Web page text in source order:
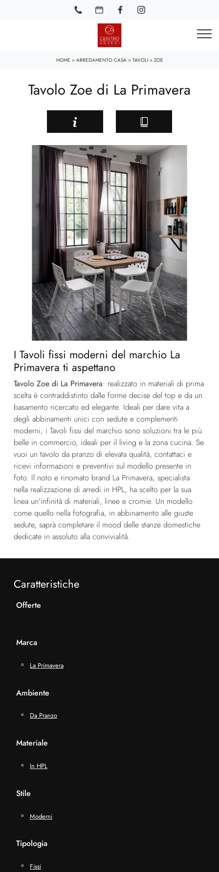
HOME > ARREDAMENTO CASA> TAVOLI > ZOE
Tavolo Zoe di La Primavera
I Tavoli fissi moderni del marchio La
Primavera ti aspettano
Tavolo Zoe di La Primavera: realizzato in materiali di prima
scelta è contraddistinto dalle forme decise del top e da un
basamento ricercato ed elegante. Ideali per dare vita a
degli abbinamenti unici con sedute e complementi
moderni, i Tavoli fissi del marchio sono soluzioni tra le più
belle in commercio, ideali per il living e la zona cucina. Se
vuoi un tavolo da pranzo di elevata qualità, contattaci e
ricevi informazioni e preventivi sul modello presente in
foto. Il noto e rinomato brand La Primavera, specialista
nella realizzazione di arredi in HPL, ha scelto per la sua
linea un'infinità di materiali, linee e cromie. Un modello
come quello nella fotografia, in abbinamento alle giuste
sedute, saprà completare il mood delle stanze domestiche
dedicate in assoluto alla convivialità.
Caratteristiche
Offerte
Marca
La Primavera
Ambiente
Da Pranzo
Materiale
In HPL
Stile
Moderni
Tipologia
Fissi